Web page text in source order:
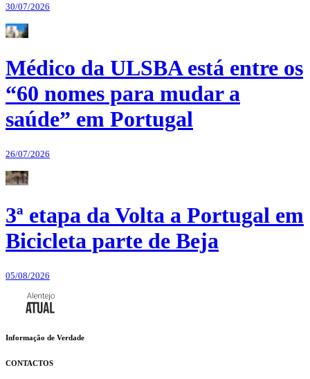
30/07/2026
Médico da ULSBA está entre os
“60 nomes para mudar a
saúde” em Portugal
26/07/2026
3ª etapa da Volta a Portugal em
Bicicleta parte de Beja
05/08/2026
Informação de Verdade
CONTACTOS